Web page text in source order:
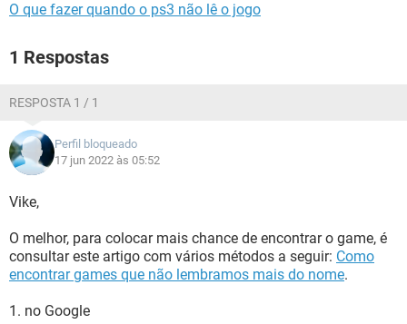
O que fazer quando o ps3 não lê o jogo
1 Respostas
RESPOSTA 1 / 1
Perfil bloqueado
17 jun 2022 às 05:52
Vike,
O melhor, para colocar mais chance de encontrar o game, é
consultar este artigo com vários métodos a seguir: Como
encontrar games que não lembramos mais do nome.
1. no Google